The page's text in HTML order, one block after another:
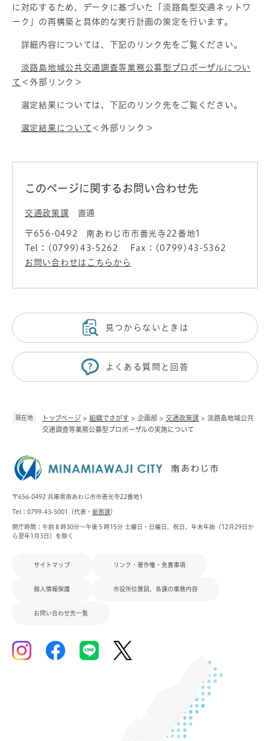
現在地 トップページ > 組織でさがす > 企画部 > 交通政策課 > 淡路島地域公共
交通調査等業務公募型プロポーザルの実施について
に対応するため、データに基づいた「淡路島型交通ネットワ
ーク」の再構築と具体的な実行計画の策定を行います。
詳細内容については、下記のリンク先をご覧ください。
淡路島地域公共交通調査等業務公募型プロポーザルについ
て ＜外部リンク＞
選定結果については、下記のリンク先をご覧ください。
選定結果について ＜外部リンク＞
このページに関するお問い合わせ先
交通政策課 直通
〒656-0492
南あわじ市市善光寺22番地1
Tel：(0799)43-5262
Fax：(0799)43-5362
お問い合わせはこちらから
見つからないときは
よくある質問と回答
〒656-0492 兵庫県南あわじ市市善光寺22番地1
Tel：0799-43-5001（代表・ 総務課）
開庁時間：午前８時30分～午後５時15分 土曜日・日曜日、祝日、年末年始（12月29日か
ら翌年1月3日）を除く
サイトマップ リンク・著作権・免責事項
個人情報保護 市役所位置図、各課の業務内容
お問い合わせ先一覧